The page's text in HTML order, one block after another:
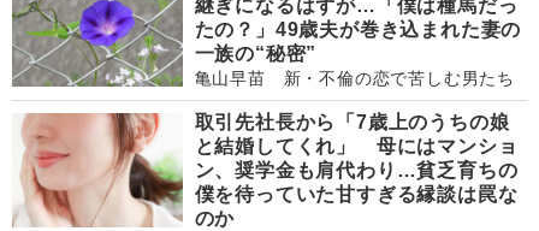
継ぎになるはずが…「僕は種馬だっ
たの？」49歳夫が巻き込まれた妻の
一族の“秘密”
亀山早苗 新・不倫の恋で苦しむ男たち
取引先社長から「7歳上のうちの娘
と結婚してくれ」 母にはマンショ
ン、奨学金も肩代わり…貧乏育ちの
僕を待っていた甘すぎる縁談は罠な
のか